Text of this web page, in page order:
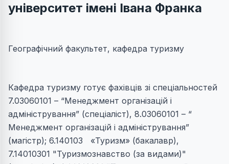
університет імені Івана Франка
Географічний факультет, кафедра туризму
Кафедра туризму готує фахівців зі спеціальностей
7.03060101 – “Менеджмент організацій і
адміністрування” (спеціаліст), 8.03060101 – “
Менеджмент організацій і адміністрування”
(магістр); 6.140103 «Туризм» (бакалавр),
7.14010301 "Туризмознавство (за видами)"